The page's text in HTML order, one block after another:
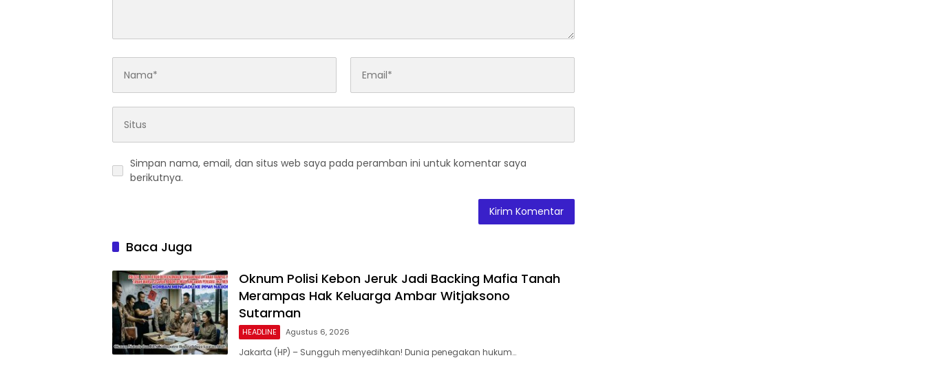
Simpan nama, email, dan situs web saya pada peramban ini untuk komentar saya
berikutnya.
Baca Juga
Oknum Polisi Kebon Jeruk Jadi Backing Mafia Tanah
Merampas Hak Keluarga Ambar Witjaksono
Sutarman
HEADLINE Agustus 6, 2026
Jakarta (HP) – Sungguh menyedihkan! Dunia penegakan hukum…